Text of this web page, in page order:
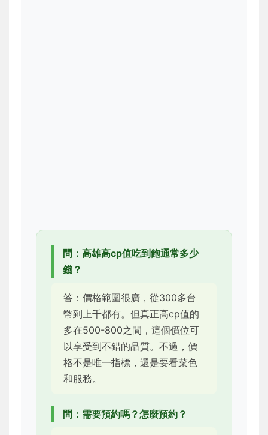
問：高雄高cp值吃到飽通常多少
錢？
答：價格範圍很廣，從300多台
幣到上千都有。但真正高cp值的
多在500-800之間，這個價位可
以享受到不錯的品質。不過，價
格不是唯一指標，還是要看菜色
和服務。
問：需要預約嗎？怎麼預約？